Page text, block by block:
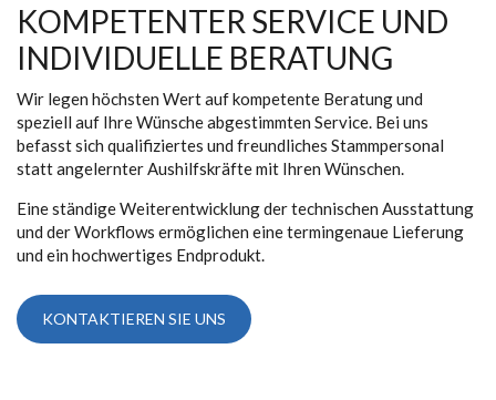
KOMPETENTER SERVICE UND
INDIVIDUELLE BERATUNG
Wir legen höchsten Wert auf kompetente Beratung und
speziell auf Ihre Wünsche abgestimmten Service. Bei uns
befasst sich qualifiziertes und freundliches Stammpersonal
statt angelernter Aushilfskräfte mit Ihren Wünschen.
Eine ständige Weiterentwicklung der technischen Ausstattung
und der Workflows ermöglichen eine termingenaue Lieferung
und ein hochwertiges Endprodukt.
KONTAKTIEREN SIE UNS